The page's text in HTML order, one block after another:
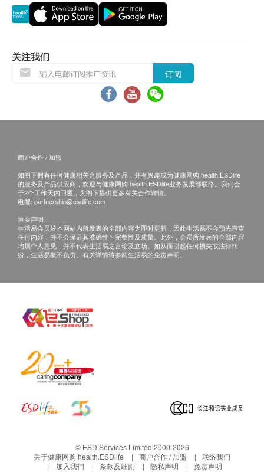
关注我们
订阅
商户合作 / 加盟
如阁下拥有任何健康相关之服务及产品，并有兴趣成为健康网购 health.ESDlife
的服务及产品供应商，欢迎与健康网购 health.ESDlife业务发展部联络。我们会
于2个工作天内回覆，为阁下提供更多有关合作详情。
电邮: partnership@esdlife.com
重要声明：
生活易会员於本网站内所发表的全部内容为即时更新，因此生活易不会预先审查
任何内容，并不会保证其准确性丶完整性及质量。此外，会员所发表的全部内容
均属个人意见，并不代表生活易之言论及立场。如从而引起任何损失或法律纠
纷，生活易概不负责。有关详情请参阅生活易的免责声明。
© ESD Services Limited 2000-2026
关于健康网购 health.ESDlife
商户合作 / 加盟
联络我们
加入我們
条款及细则 隐私声明
免责声明